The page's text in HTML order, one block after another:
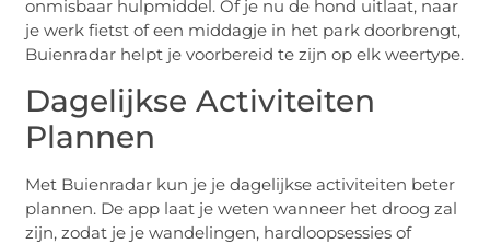
onmisbaar hulpmiddel. Of je nu de hond uitlaat, naar
je werk fietst of een middagje in het park doorbrengt,
Buienradar helpt je voorbereid te zijn op elk weertype.
Dagelijkse Activiteiten
Plannen
Met Buienradar kun je je dagelijkse activiteiten beter
plannen. De app laat je weten wanneer het droog zal
zijn, zodat je je wandelingen, hardloopsessies of